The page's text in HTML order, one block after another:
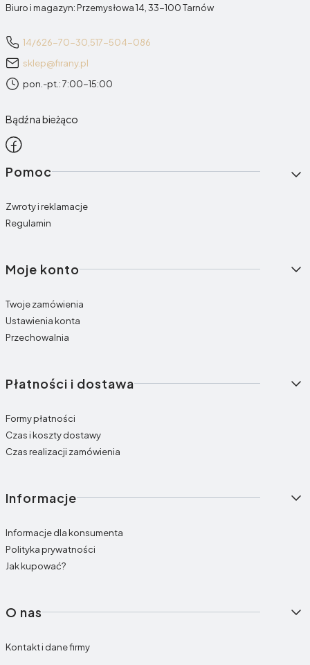
Biuro i magazyn: Przemysłowa 14, 33-100 Tarnów
14/626-70-30, 517-504-086
sklep@firany.pl
pon.-pt.: 7:00-15:00
Bądź na bieżąco
Linki w stopce
Pomoc
Zwroty i reklamacje
Regulamin
Moje konto
Twoje zamówienia
Ustawienia konta
Przechowalnia
Płatności i dostawa
Formy płatności
Czas i koszty dostawy
Czas realizacji zamówienia
Informacje
Informacje dla konsumenta
Polityka prywatności
Jak kupować?
O nas
Kontakt i dane firmy